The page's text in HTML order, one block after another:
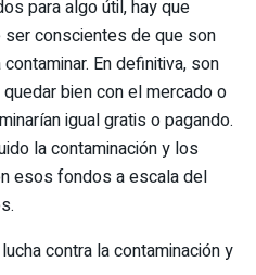
para algo útil, hay que
conscientes de que son
En definitiva, son
bien con el mercado o
igual gratis o pagando.
la contaminación y los
esos fondos a escala del
contra la contaminación y